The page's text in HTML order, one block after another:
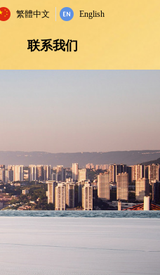
联系我们
繁體中文 English